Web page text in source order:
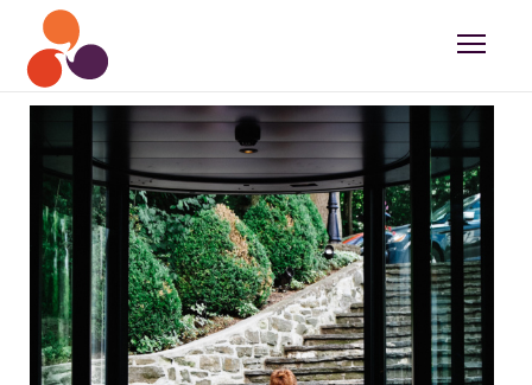
Home | karsten witt musik management